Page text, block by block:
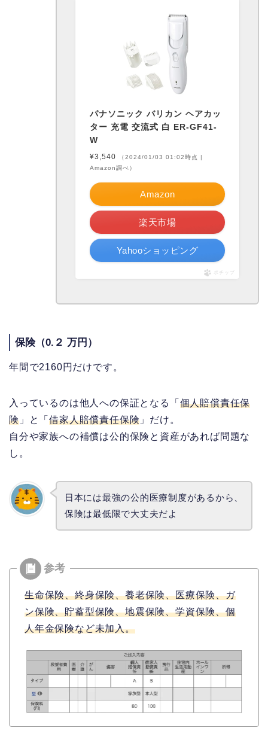
パナソニック バリカン ヘアカッ
ター 充電 交流式 白 ER-GF41-
W
¥3,540
（2024/01/03 01:02時点 |
Amazon調べ）
Amazon
楽天市場
Yahooショッピング
ポチップ
保険（0.２ 万円）
年間で2160円だけです。
入っているのは他人への保証となる「 個人賠償責任保
険」と「借家人賠償責任保険 」だけ。
自分や家族への補償は公的保険と資産があれば問題な
し。
日本には最強の公的医療制度があるから、
保険は最低限で大丈夫だよ
生命保険、終身保険、養老保険、医療保険、ガ
ン保険、貯蓄型保険、地震保険、学資保険、個
人年金保険など未加入。